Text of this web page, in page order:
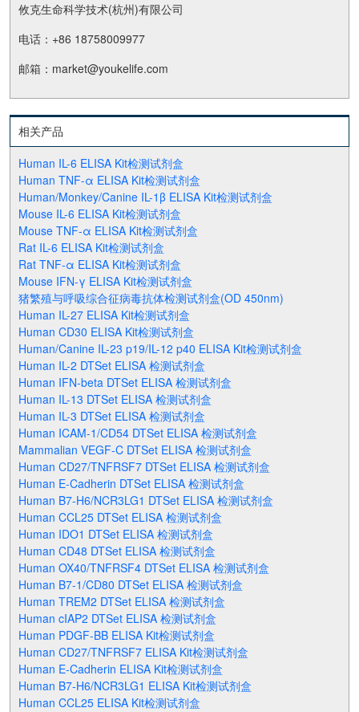
攸克生命科学技术(杭州)有限公司
电话：+86 18758009977
邮箱：market@youkelife.com
相关产品
Human IL-6 ELISA Kit检测试剂盒
Human TNF-α ELISA Kit检测试剂盒
Human/Monkey/Canine IL-1β ELISA Kit检测试剂盒
Mouse IL-6 ELISA Kit检测试剂盒
Mouse TNF-α ELISA Kit检测试剂盒
Rat IL-6 ELISA Kit检测试剂盒
Rat TNF-α ELISA Kit检测试剂盒
Mouse IFN-γ ELISA Kit检测试剂盒
猪繁殖与呼吸综合征病毒抗体检测试剂盒(OD 450nm)
Human IL-27 ELISA Kit检测试剂盒
Human CD30 ELISA Kit检测试剂盒
Human/Canine IL-23 p19/IL-12 p40 ELISA Kit检测试剂盒
Human IL-2 DTSet ELISA 检测试剂盒
Human IFN-beta DTSet ELISA 检测试剂盒
Human IL-13 DTSet ELISA 检测试剂盒
Human IL-3 DTSet ELISA 检测试剂盒
Human ICAM-1/CD54 DTSet ELISA 检测试剂盒
Mammalian VEGF-C DTSet ELISA 检测试剂盒
Human CD27/TNFRSF7 DTSet ELISA 检测试剂盒
Human E-Cadherin DTSet ELISA 检测试剂盒
Human B7-H6/NCR3LG1 DTSet ELISA 检测试剂盒
Human CCL25 DTSet ELISA 检测试剂盒
Human IDO1 DTSet ELISA 检测试剂盒
Human CD48 DTSet ELISA 检测试剂盒
Human OX40/TNFRSF4 DTSet ELISA 检测试剂盒
Human B7-1/CD80 DTSet ELISA 检测试剂盒
Human TREM2 DTSet ELISA 检测试剂盒
Human cIAP2 DTSet ELISA 检测试剂盒
Human PDGF-BB ELISA Kit检测试剂盒
Human CD27/TNFRSF7 ELISA Kit检测试剂盒
Human E-Cadherin ELISA Kit检测试剂盒
Human B7-H6/NCR3LG1 ELISA Kit检测试剂盒
Human CCL25 ELISA Kit检测试剂盒